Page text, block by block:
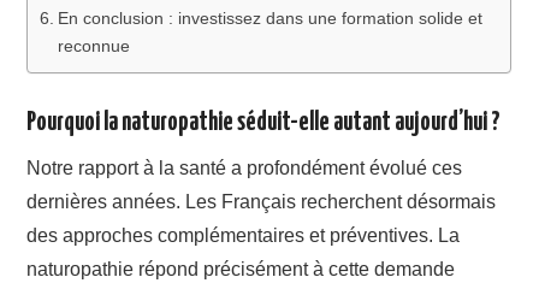
En conclusion : investissez dans une formation solide et
reconnue
Pourquoi la naturopathie séduit-elle autant aujourd’hui ?
Notre rapport à la santé a profondément évolué ces
dernières années. Les Français recherchent désormais
des approches complémentaires et préventives. La
naturopathie répond précisément à cette demande